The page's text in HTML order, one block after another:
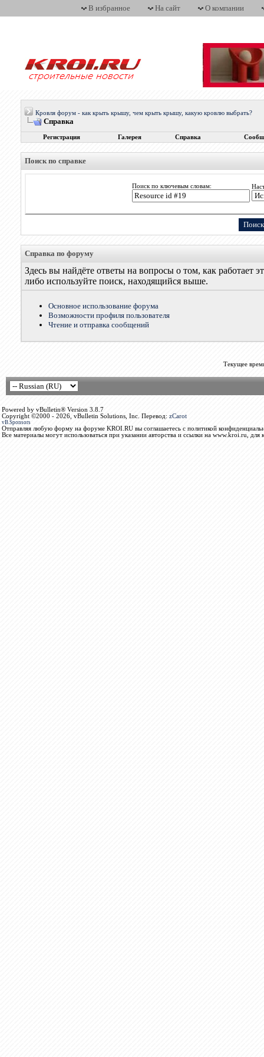
В избранное На сайт О компании
Кровля форум - как крыть крышу, чем крыть крышу, какую кровлю выбрать?
Справка
Регистрация Галерея Справка
Поиск по справке
Поиск по ключевым словам:
Справка по форуму
Здесь вы найдёте ответы на вопросы о том, как
либо используйте поиск, находящийся выше.
Основное использование форума
Возможности профиля пользователя
Чтение и отправка сообщений
Текущее
Powered by vBulletin® Version 3.8.7
Copyright ©2000 - 2026, vBulletin Solutions, Inc. Перевод: zCarot
vB.Sponsors
Отправляя любую форму на форуме KROI.RU вы соглашаетесь с политикой
Все материалы могут использоваться при указании авторства и ссылки на www.kroi.ru, для